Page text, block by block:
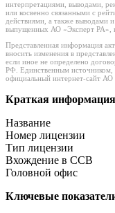
интерпретациями, выводами,
или косвенно связанными с
действиями, а также выводами
выпущенных АО «Эксперт РА»,
Представленная информация
вносить изменения в
если иное не определено
РФ. Единственным источником,
официальный интернет-сайт
Краткая
Название
Номер лицензии
Тип лицензии
Вхождение в ССВ
Головной офис
Ключевые